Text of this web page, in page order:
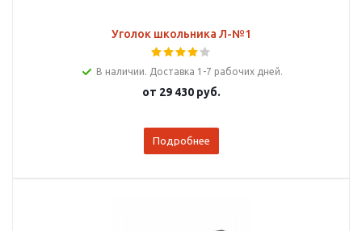
Уголок школьника Л-№1
В наличии. Доставка 1-7 рабочих дней.
от 29 430 руб.
Подробнее